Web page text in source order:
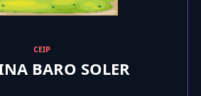
CEIP
BARO SOLER